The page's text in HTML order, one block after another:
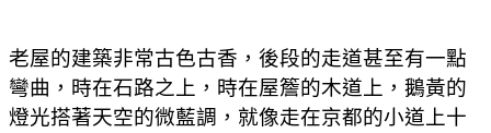
老屋的建築非常古色古香，後段的走道甚至有一點
彎曲，時在石路之上，時在屋簷的木道上，鵝黃的
燈光搭著天空的微藍調，就像走在京都的小道上十